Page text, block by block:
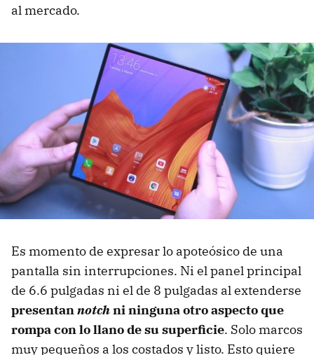
al mercado.
Es momento de expresar lo apoteósico de una
pantalla sin interrupciones. Ni el panel principal
de 6.6 pulgadas ni el de 8 pulgadas al extenderse
presentannotchni ninguna otro aspecto que
rompa con lo llano de su superficie. Solo marcos
muy pequeños a los costados y listo. Esto quiere